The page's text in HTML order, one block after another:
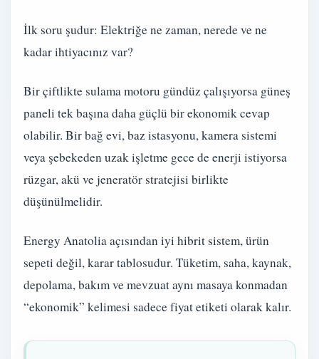
İlk soru şudur: Elektriğe ne zaman, nerede ve ne
kadar ihtiyacınız var?
Bir çiftlikte sulama motoru gündüz çalışıyorsa güneş
paneli tek başına daha güçlü bir ekonomik cevap
olabilir. Bir bağ evi, baz istasyonu, kamera sistemi
veya şebekeden uzak işletme gece de enerji istiyorsa
rüzgar, akü ve jeneratör stratejisi birlikte
düşünülmelidir.
Energy Anatolia açısından iyi hibrit sistem, ürün
sepeti değil, karar tablosudur. Tüketim, saha, kaynak,
depolama, bakım ve mevzuat aynı masaya konmadan
“ekonomik” kelimesi sadece fiyat etiketi olarak kalır.